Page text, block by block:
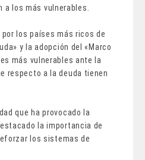
los más vulnerables.
los países más ricos de
y la adopción del «Marco
más vulnerables ante la
respecto a la deuda tienen
que ha provocado la
la importancia de
los sistemas de